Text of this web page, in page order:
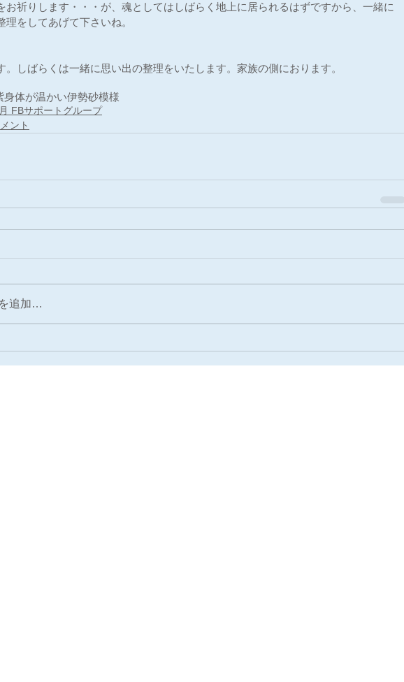
お祈りします・・・が、魂としてはしばらく地上に居られるはずですから、一緒に
理をしてあげて下さいね。
。しばらくは一緒に思い出の整理をいたします。家族の側におります。
身体が温かい伊勢砂模様
FBサポートグループ
ント
追加…